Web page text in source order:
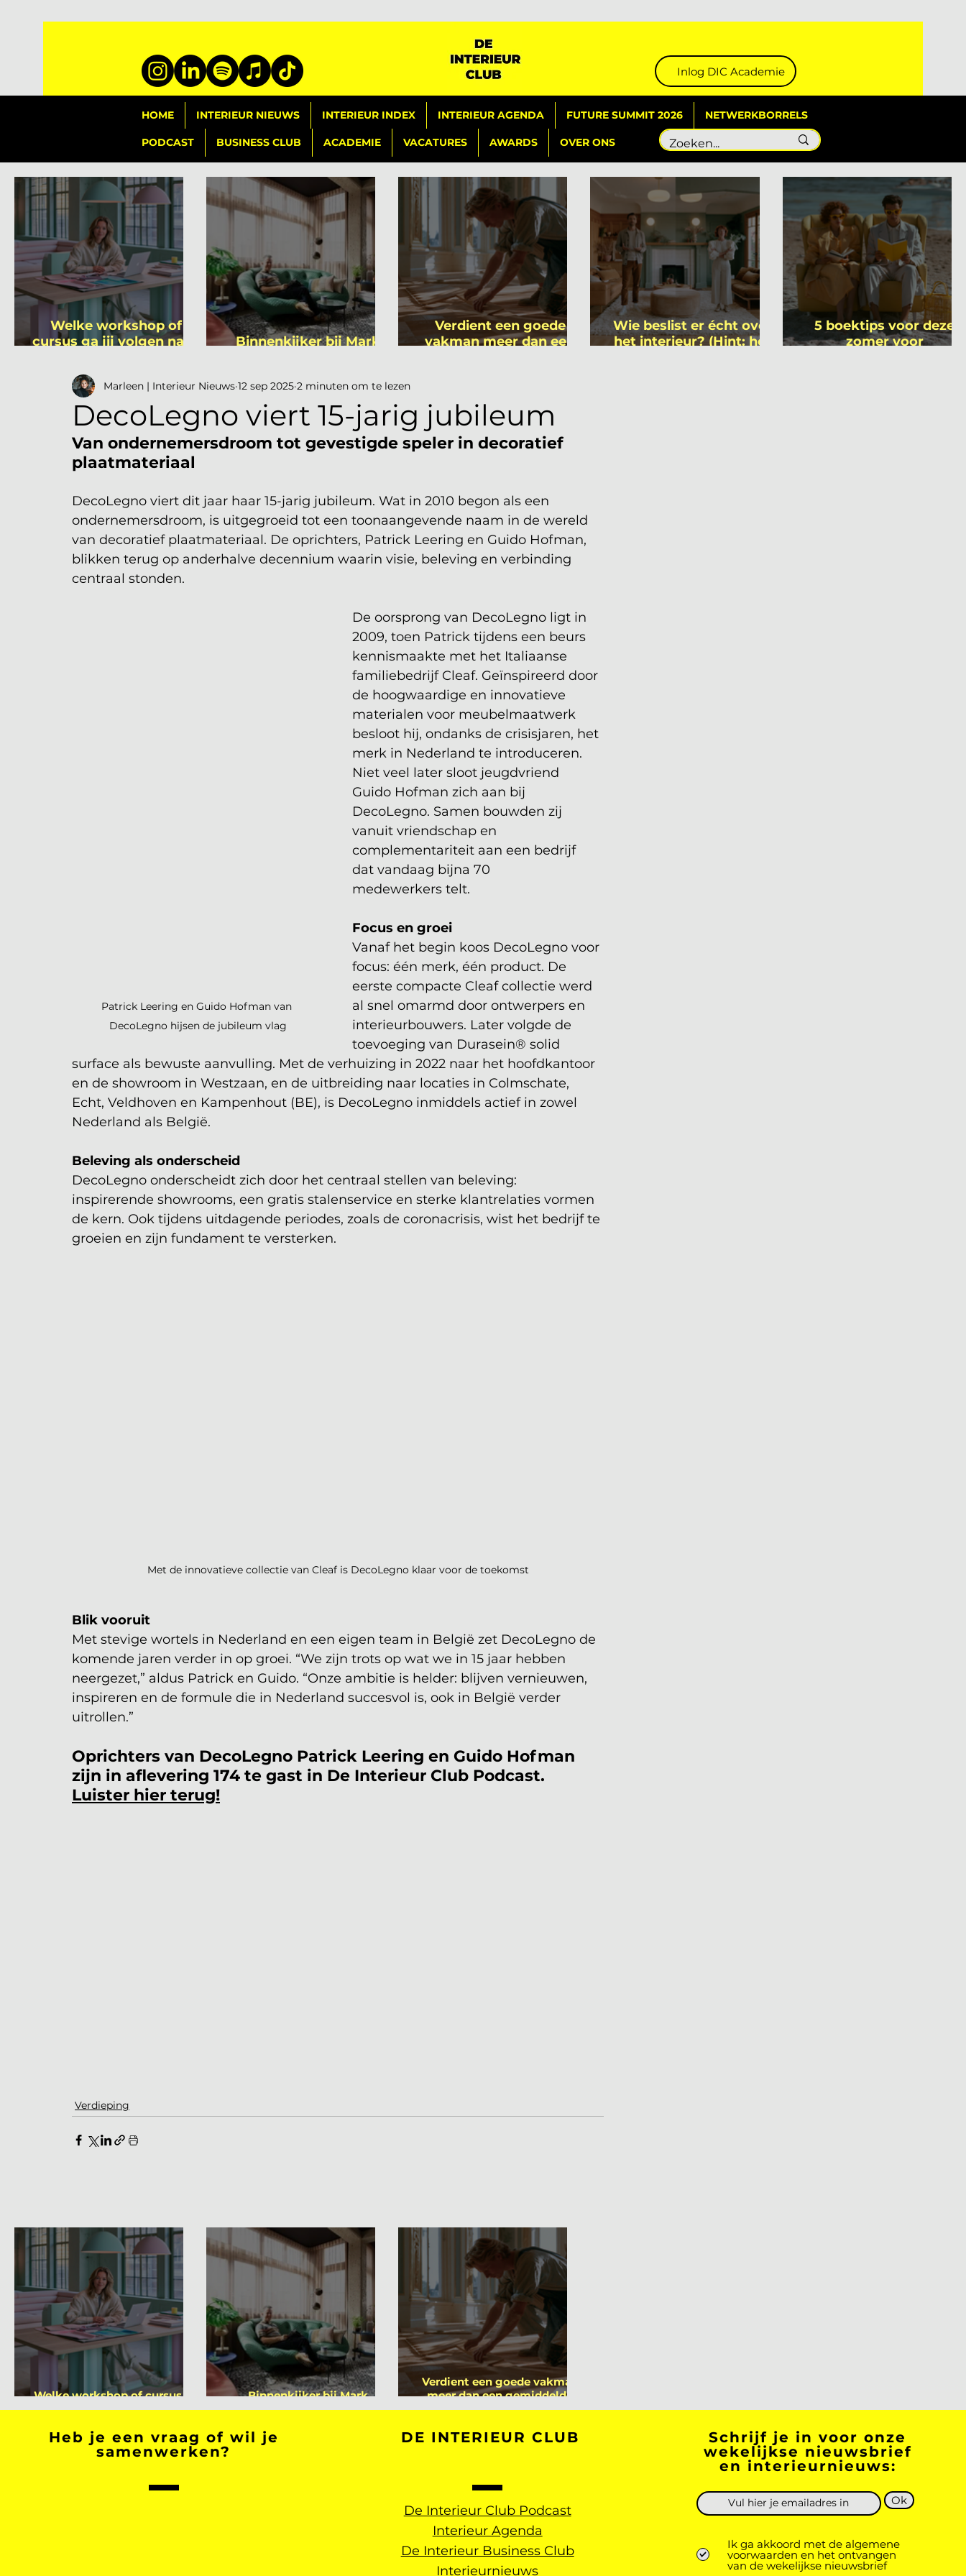
Inlog DIC Academie
HOME INTERIEUR NIEUWS INTERIEUR INDEX INTERIEUR AGENDA FUTURE SUMMIT 2026 NETWERKBORRELS
PODCAST BUSINESS CLUB ACADEMIE VACATURES AWARDS OVER ONS
Welke workshop of
cursus ga jij volgen na je
Binnenkijker bij Mark
Verdient een goede
vakman meer dan een
Wie beslist er écht over
het interieur? (Hint: het
5 boektips voor deze
zomer voor
DecoLegno viert 15-jarig jubileum
Marleen | Interieur Nieuws 12 sep 2025 2 minuten om te lezen
Van ondernemersdroom tot gevestigde speler in decoratief
plaatmateriaal
DecoLegno viert dit jaar haar 15-jarig jubileum. Wat in 2010 begon als een
ondernemersdroom, is uitgegroeid tot een toonaangevende naam in de wereld
van decoratief plaatmateriaal. De oprichters, Patrick Leering en Guido Hofman,
blikken terug op anderhalve decennium waarin visie, beleving en verbinding
centraal stonden.
Patrick Leering en Guido Hofman van
DecoLegno hijsen de jubileum vlag
De oorsprong van DecoLegno ligt in
2009, toen Patrick tijdens een beurs
kennismaakte met het Italiaanse
familiebedrijf Cleaf. Geïnspireerd door
de hoogwaardige en innovatieve
materialen voor meubelmaatwerk
besloot hij, ondanks de crisisjaren, het
merk in Nederland te introduceren.
Niet veel later sloot jeugdvriend
Guido Hofman zich aan bij
DecoLegno. Samen bouwden zij
vanuit vriendschap en
complementariteit aan een bedrijf
dat vandaag bijna 70
medewerkers telt.
Focus en groei
Vanaf het begin koos DecoLegno voor
focus: één merk, één product. De
eerste compacte Cleaf collectie werd
al snel omarmd door ontwerpers en
interieurbouwers. Later volgde de
toevoeging van Durasein® solid
surface als bewuste aanvulling. Met de verhuizing in 2022 naar het hoofdkantoor
en de showroom in Westzaan, en de uitbreiding naar locaties in Colmschate,
Echt, Veldhoven en Kampenhout (BE), is DecoLegno inmiddels actief in zowel
Nederland als België.
Beleving als onderscheid
DecoLegno onderscheidt zich door het centraal stellen van beleving:
inspirerende showrooms, een gratis stalenservice en sterke klantrelaties vormen
de kern. Ook tijdens uitdagende periodes, zoals de coronacrisis, wist het bedrijf te
groeien en zijn fundament te versterken.
Met de innovatieve collectie van Cleaf is DecoLegno klaar voor de toekomst
Blik vooruit
Met stevige wortels in Nederland en een eigen team in België zet DecoLegno de
komende jaren verder in op groei. “We zijn trots op wat we in 15 jaar hebben
neergezet,” aldus Patrick en Guido. “Onze ambitie is helder: blijven vernieuwen,
inspireren en de formule die in Nederland succesvol is, ook in België verder
uitrollen.”
Oprichters van DecoLegno Patrick Leering en Guido Hofman
zijn in aflevering 174 te gast in De Interieur Club Podcast.
Luister hier terug!
Verdieping
Welke workshop of cursus ga
jij volgen na je vakantie?
Binnenkijker bij Mark
Mutsaers
Verdient een goede vakman
meer dan een gemiddelde
academicus?
Heb je een vraag of wil je
samenwerken?
DE INTERIEUR CLUB
De Interieur Club Podcast
Interieur Agenda
De Interieur Business Club
Interieurnieuws
Schrijf je in voor onze
wekelijkse nieuwsbrief
en interieurnieuws:
Ok
Ik ga akkoord met de algemene
voorwaarden en het ontvangen
van de wekelijkse nieuwsbrief